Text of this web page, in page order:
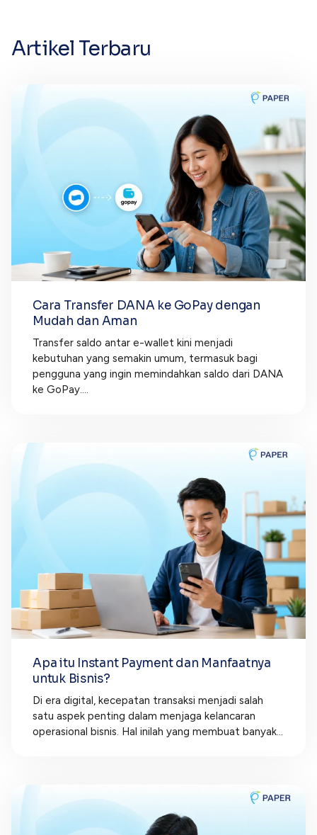
Artikel Terbaru
Cara Transfer DANA ke GoPay dengan
Mudah dan Aman
Transfer saldo antar e-wallet kini menjadi
kebutuhan yang semakin umum, termasuk bagi
pengguna yang ingin memindahkan saldo dari DANA
ke GoPay....
Apa itu Instant Payment dan Manfaatnya
untuk Bisnis?
Di era digital, kecepatan transaksi menjadi salah
satu aspek penting dalam menjaga kelancaran
operasional bisnis. Hal inilah yang membuat banyak...